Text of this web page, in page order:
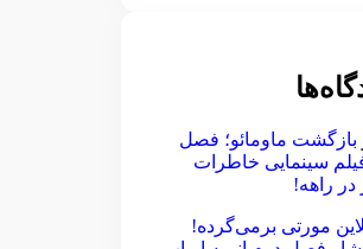
بازگشت ماومائو؛ فصل
سینمایی خاطرات
در راهه!
مورتی برمی‌گرده!